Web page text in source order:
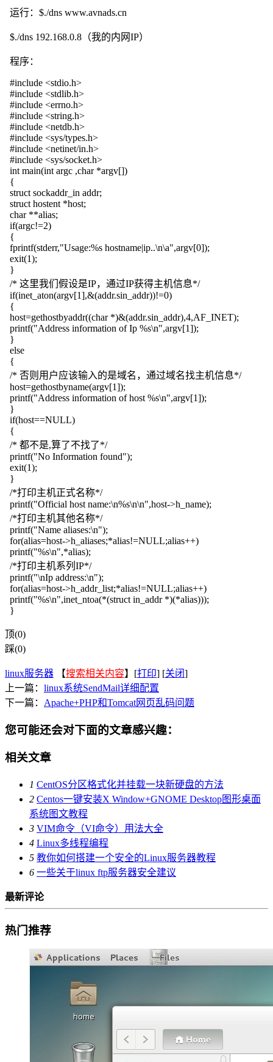
运行：$./dns www.avnads.cn
$./dns 192.168.0.8（我的内网IP）
程序：
#include <stdio.h>
#include <stdlib.h>
#include <errno.h>
#include <string.h>
#include <netdb.h>
#include <sys/types.h>
#include <netinet/in.h>
#include <sys/socket.h>
int main(int argc ,char *argv[])
{
struct sockaddr_in addr;
struct hostent *host;
char **alias;
if(argc!=2)
{
fprintf(stderr,"Usage:%s hostname|ip..\n\a",argv[0]);
exit(1);
}
/* 这里我们假设是IP，通过IP获得主机信息*/
if(inet_aton(argv[1],&(addr.sin_addr))!=0)
{
host=gethostbyaddr((char *)&(addr.sin_addr),4,AF_INET);
printf("Address information of Ip %s\n",argv[1]);
}
else
{
/* 否则用户应该输入的是域名，通过域名找主机信息*/
host=gethostbyname(argv[1]);
printf("Address information of host %s\n",argv[1]);
}
if(host==NULL)
{
/* 都不是,算了不找了*/
printf("No Information found");
exit(1);
}
/*打印主机正式名称*/
printf("Official host name:\n%s\n\n",host->h_name);
/*打印主机其他名称*/
printf("Name aliases:\n");
for(alias=host->h_aliases;*alias!=NULL;alias++)
printf("%s\n",*alias);
/*打印主机系列IP*/
printf("\nIp address:\n");
for(alias=host->h_addr_list;*alias!=NULL;alias++)
printf("%s\n",inet_ntoa(*(struct in_addr *)(*alias)));
}
顶(0)
踩(0)
linux服务器 【搜索相关内容】[打印] [关闭]
上一篇： linux系统SendMail详细配置
下一篇： Apache+PHP和Tomcat网页乱码问题
您可能还会对下面的文章感兴趣：
相关文章
1 CentOS分区格式化并挂载一块新硬盘的方法
2 Centos一键安装X Window+GNOME Desktop图形桌面
系统图文教程
3 VIM命令（VI命令）用法大全
4 Linux多线程编程
5 教你如何搭建一个安全的Linux服务器教程
6 一些关于linux ftp服务器安全建议
最新评论
热门推荐